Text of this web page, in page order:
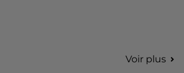
Voir plus